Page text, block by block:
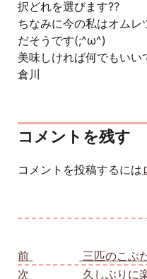
択どれを選びます⁇
ちなみに今の私はオムレ
だそうです(;^ω^)
美味しければ何でもいい
倉川
コメントを残す
コメントを投稿するには
前
三匹のこぶ
次
久しぶりに